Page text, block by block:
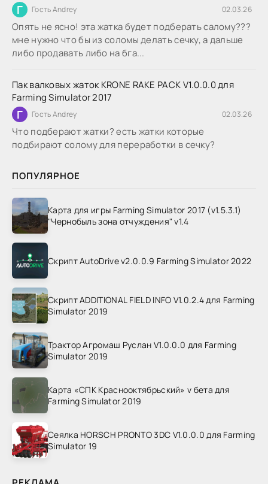
Г Гость Andrey 02.03.26
Опять не ясно! эта жатка будет подберать салому???
мне нужно что бы из соломы делать сечку, а дальше
либо продавать либо на бга...
Пак валковых жаток KRONE RAKE PACK V1.0.0.0 для
Farming Simulator 2017
Г Гость Andrey 02.03.26
Что подберают жатки? есть жатки которые
подбирают солому для переработки в сечку?
ПОПУЛЯРНОЕ
Карта для игры Farming Simulator 2017 (v1.5.3.1)
"Чернобыль зона отчуждения" v1.4
Скрипт AutoDrive v2.0.0.9 Farming Simulator 2022
Скрипт ADDITIONAL FIELD INFO V1.0.2.4 для Farming
Simulator 2019
Трактор Агромаш Руслан V1.0.0.0 для Farming
Simulator 2019
Карта «СПК Краснооктябрьский» v бета для
Farming Simulator 2019
Сеялка HORSCH PRONTO 3DC V1.0.0.0 для Farming
Simulator 19